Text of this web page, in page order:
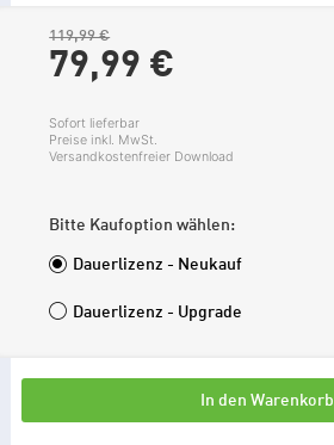
119,99 €
79,99 €
Sofort lieferbar
Preise inkl. MwSt.
Versandkostenfreier Download
Bitte Kaufoption wählen:
Dauerlizenz - Neukauf
Dauerlizenz - Upgrade
In den Warenkorb